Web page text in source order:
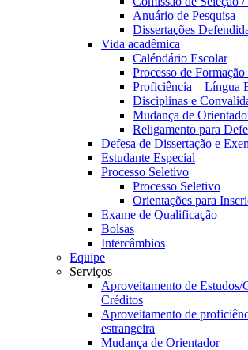
Anuário de Pesquisa
Dissertações
Vida acadêmica
Caléndário Escolar
Processo de
Proficiência – Língua
Disciplinas e
Mudança de
Religamento para
Defesa de Dissertação e
Estudante Especial
Processo Seletivo
Processo Seletivo
Orientações para
Exame de Qualificação
Bolsas
Intercâmbios
Equipe
Serviços
Aproveitamento de Estudos/
Créditos
Aproveitamento de
estrangeira
Mudança de Orientador